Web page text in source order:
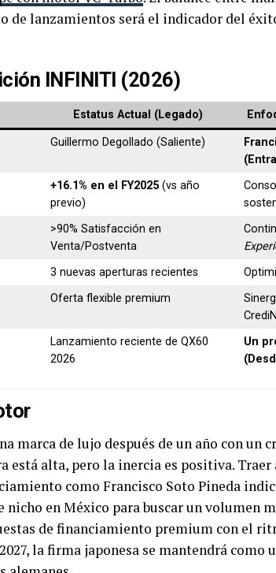
de lanzamientos será el indicador del
INFINITI (2026)
Estatus Actual (Legado)
Guillermo Degollado (Saliente)
+16.1% en el FY2025 (vs año
previo)
>90% Satisfacción en
Venta/Postventa
3 nuevas aperturas recientes
Oferta flexible premium
Lanzamiento reciente de QX60
2026
Un
marca de lujo después de un año con un
está alta, pero la inercia es positiva. Traer
como Francisco Soto Pineda
nicho en México para buscar un volumen
de financiamiento premium con el
la firma japonesa se mantendrá como